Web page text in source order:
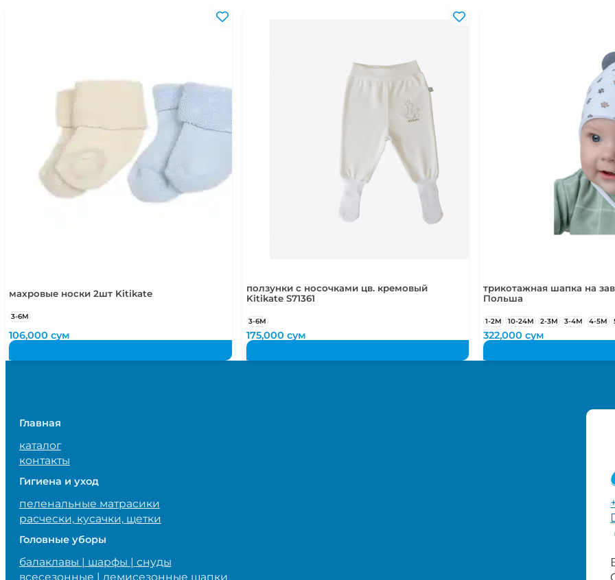
110-116 см
махровые носки 2шт Kitikate
3-6М
106,000сум
ползунки с носочками цв. кремовый
Kitikate S71361
3-6М
175,000 сум
трикотажная шапка на
Польша
1-2М 10-24М 2-3М 3-4М 4-5М
322,000сум
Главная
каталог
контакты
Гигиена и уход
пеленальные матрасики
расчески, кусачки, щетки
Головные уборы
балаклавы | шарфы | снуды
всесезонные | демисезонные шапки